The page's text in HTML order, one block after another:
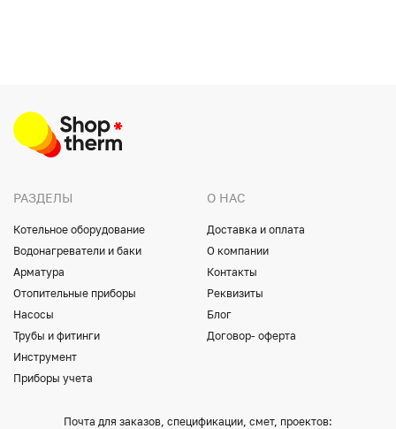
РАЗДЕЛЫ
Котельное оборудование
Водонагреватели и баки
Арматура
Отопительные приборы
Насосы
Трубы и фитинги
Инструмент
Приборы учета
О НАС
Доставка и оплата
О компании
Контакты
Реквизиты
Блог
Договор- оферта
Почта для заказов, спецификации, смет, проектов: